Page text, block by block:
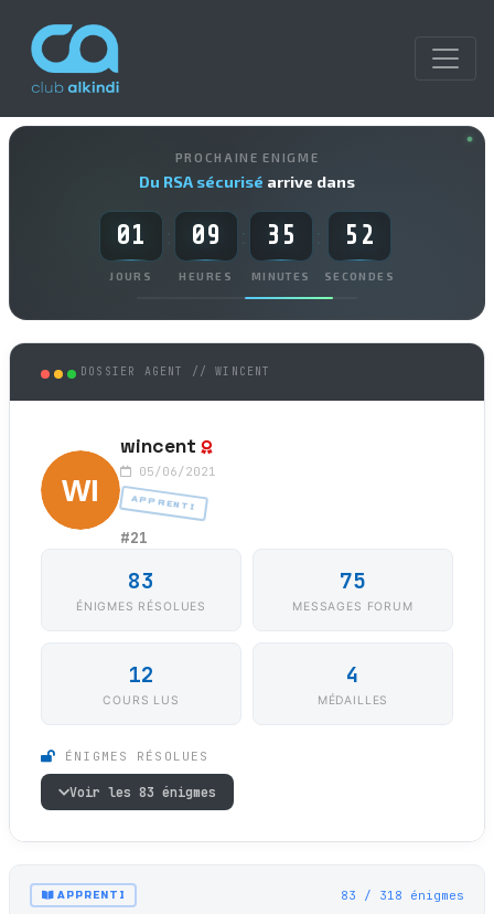
PROCHAINE ENIGME
Du RSA sécurisé arrive dans
01
JOURS
: 09
HEURES
: 35
MINUTES
: 52
SECONDES
DOSSIER AGENT // WINCENT
wincent
05/06/2021
APPRENTI
#21
83
ÉNIGMES RÉSOLUES
75
MESSAGES FORUM
12
COURS LUS
4
MÉDAILLES
ÉNIGMES RÉSOLUES
Voir les 83 énigmes
APPRENTI 83 / 318 énigmes